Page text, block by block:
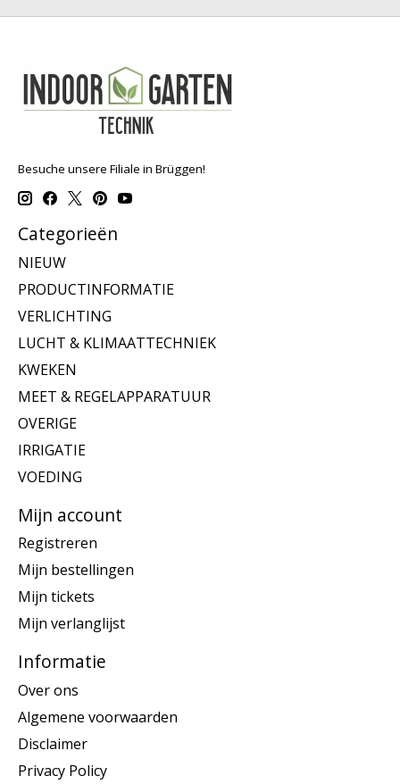
Besuche unsere Filiale in Brüggen!
Categorieën
NIEUW
PRODUCTINFORMATIE
VERLICHTING
LUCHT & KLIMAATTECHNIEK
KWEKEN
MEET & REGELAPPARATUUR
OVERIGE
IRRIGATIE
VOEDING
Mijn account
Registreren
Mijn bestellingen
Mijn tickets
Mijn verlanglijst
Informatie
Over ons
Algemene voorwaarden
Disclaimer
Privacy Policy